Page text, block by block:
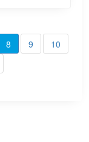
8 9
10